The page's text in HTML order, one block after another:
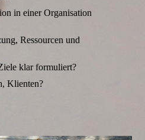
in einer Organisation
Ressourcen und
klar formuliert?
Klienten?